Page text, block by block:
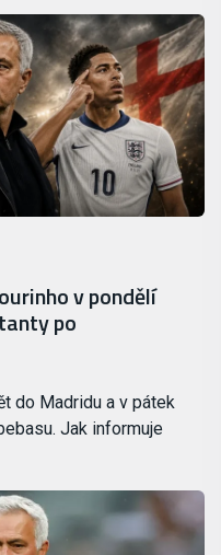
v pondělí
po
do Madridu a v pátek
Jak informuje